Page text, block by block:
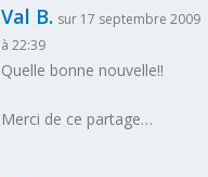
Val B. sur 17 septembre 2009
à 22:39
Quelle bonne nouvelle!!
Merci de ce partage…